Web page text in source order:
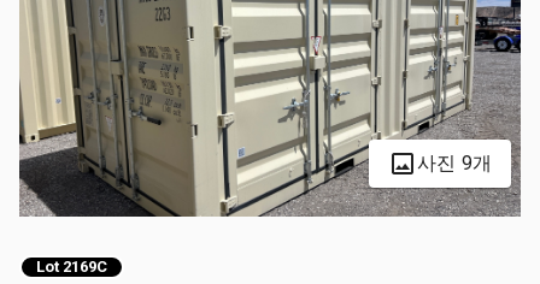
사진 9개
Lot 2169C